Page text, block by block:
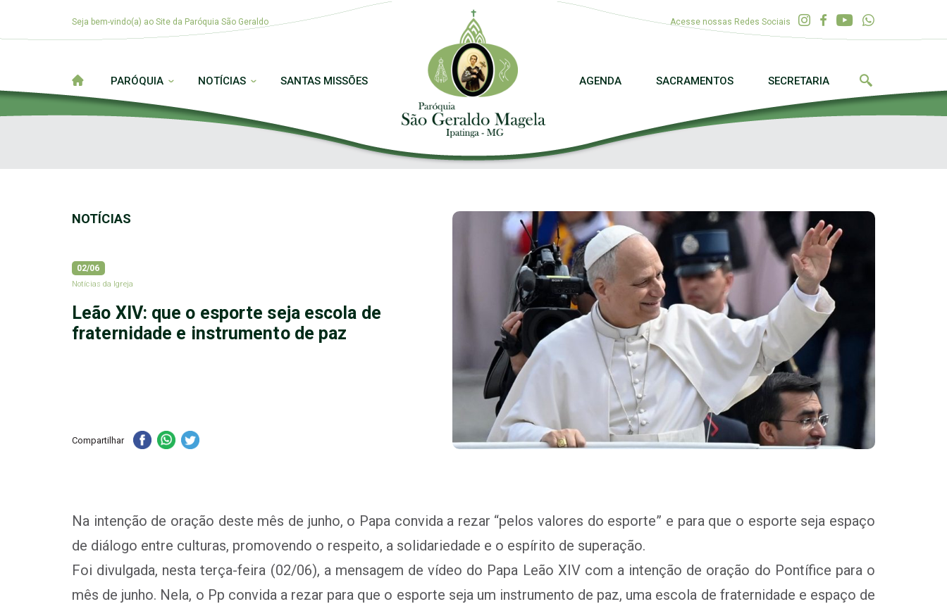
Seja bem-vindo(a) ao Site da Paróquia São Geraldo Acesse nossas Redes Sociais
PARÓQUIA NOTÍCIAS SANTAS MISSÕES AGENDA SACRAMENTOS SECRETARIA
NOTÍCIAS
02/06
Notícias da Igreja
Leão XIV: que o esporte seja escola de
fraternidade e instrumento de paz
Compartilhar
Na intenção de oração deste mês de junho, o Papa convida a rezar “pelos valores do esporte” e para que o esporte seja espaço
de diálogo entre culturas, promovendo o respeito, a solidariedade e o espírito de superação.
Foi divulgada, nesta terça-feira (02/06), a mensagem de vídeo do Papa Leão XIV com a intenção de oração do Pontífice para o
mês de junho. Nela, o Pp convida a rezar para que o esporte seja um instrumento de paz, uma escola de fraternidade e espaço de